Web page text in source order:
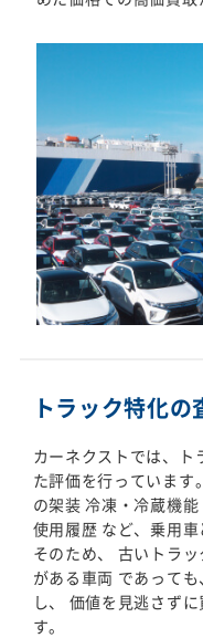
トラック特化
カーネクストでは、ト
た評価を行っています
の架装 冷凍・冷蔵機
使用履歴 など、乗用車
そのため、 古いトラ
がある車両 であって
し、 価値を見逃さず
す。